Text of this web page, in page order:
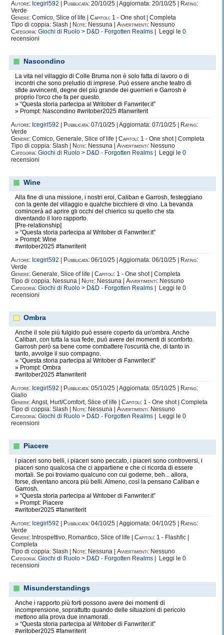
Autore: Icegirl592 Pubblicata: 20/10/25 | Aggiornata: 20/10/25 |
Rating:
Verde
Genere: Comico, Slice of life | Capitoli: 1 - One shot | Completa
Tipo di coppia: Slash |
Note: Nessuna | Avvertimenti: Nessuno
Categoria: Giochi di Ruolo > D&D - Forgotten Realms | Leggi le 0
recensioni
Nascondino
La vita nel villaggio di Colle Bruma non è solo fatta di lavoro o di
incontri che sono preludio di imprese. Può essere anche teatro di
sfide avvincenti, degne del più grande dei guerrieri e Garrosh è
proprio l'orco che fa per questo.
» “Questa storia partecipa al Writober di Fanwriter.it”
» Prompt: Nascondino #writober2025 #fanwriterit
Autore: Icegirl592 Pubblicata: 07/10/25 | Aggiornata: 07/10/25 |
Rating:
Verde
Genere: Comico, Generale, Slice of life | Capitoli: 1 - One shot | Completa
Tipo di coppia: Slash |
Note: Nessuna | Avvertimenti: Nessuno
Categoria: Giochi di Ruolo > D&D - Forgotten Realms | Leggi le 0
recensioni
Wine
Alla fine di una missione, i nostri eroi, Caliban e Garrosh, festeggiano
con la gente del villaggio e qualche bicchiere di vino. La bevanda
comincerà ad aprire gli occhi del chierico su quello che sta
diventando il loro rapporto.
[Pre-relationship]
» “Questa storia partecipa al Writober di Fanwriter.it”
» Prompt: Wine
#writober2025 #fanwriterit
Autore: Icegirl592 Pubblicata: 06/10/25 | Aggiornata: 06/10/25 |
Rating:
Verde
Genere: Generale, Slice of life | Capitoli: 1 - One shot | Completa
Tipo di coppia: Nessuna |
Note: Nessuna | Avvertimenti: Nessuno
Categoria: Giochi di Ruolo > D&D - Forgotten Realms | Leggi le 0
recensioni
Ombra
Anche il sole più fulgido può essere coperto da un'ombra. Anche
Caliban, con tutta la sua fede, può avere dei momenti di sconforto.
Garrosh però sa bene come combattere l'oscurità che, di tanto in
tanto, avvolge il suo compagno.
» “Questa storia partecipa al Writober di Fanwriter.it”
» Prompt: Ombra
#writober2025 #fanwriterit
Autore: Icegirl592 Pubblicata: 05/10/25 | Aggiornata: 05/10/25 |
Rating:
Giallo
Genere:Angst, Hurt/Comfort, Slice of life | Capitoli: 1 - One shot | Completa
Tipo di coppia: Slash |
Note: Nessuna | Avvertimenti: Nessuno
Categoria: Giochi di Ruolo > D&D - Forgotten Realms | Leggi le 0
recensioni
Piacere
I piaceri sono belli, i piaceri sono peccato, i piaceri sono controversi, i
piaceri sono qualcosa che ci appartiene e che ci ricorda di essere
mortali. Se poi troviamo qualcuno con cui goderne, beh... allora,
forse, diventano ancora più belli. Almeno, così la pensano Caliban e
Garrosh.
» “Questa storia partecipa al Writober di Fanwriter.it”
» Prompt: Piacere
#writober2025 #fanwriterit
Autore: Icegirl592 Pubblicata: 04/10/25 | Aggiornata: 04/10/25 |
Rating:
Verde
Genere: Introspettivo, Romantico, Slice of life | Capitoli: 1 - Flashfic |
Completa
Tipo di coppia: Slash |
Note: Nessuna | Avvertimenti: Nessuno
Categoria: Giochi di Ruolo > D&D - Forgotten Realms | Leggi le 0
recensioni
Misunderstandings
Anche i rapporto più forti possono avere dei momenti di
incomprensione, soprattutto quando delle situazioni di pericolo
mettono alla prova due innamorati.
» “Questa storia partecipa al Writober di Fanwriter.it”
#writober2025 #fanwriterit